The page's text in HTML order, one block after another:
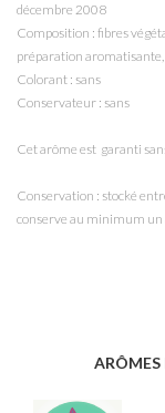
décembre 2008
Composition : fibres
préparation
Colorant : sans
Conservateur : sans
Cet arôme est garanti
Conservation : stocké
conserve au minimum un
ARÔMES